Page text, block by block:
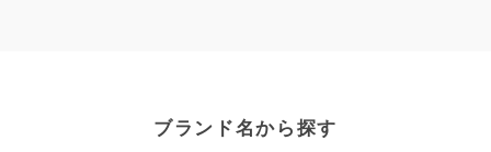
ブランド名から探す